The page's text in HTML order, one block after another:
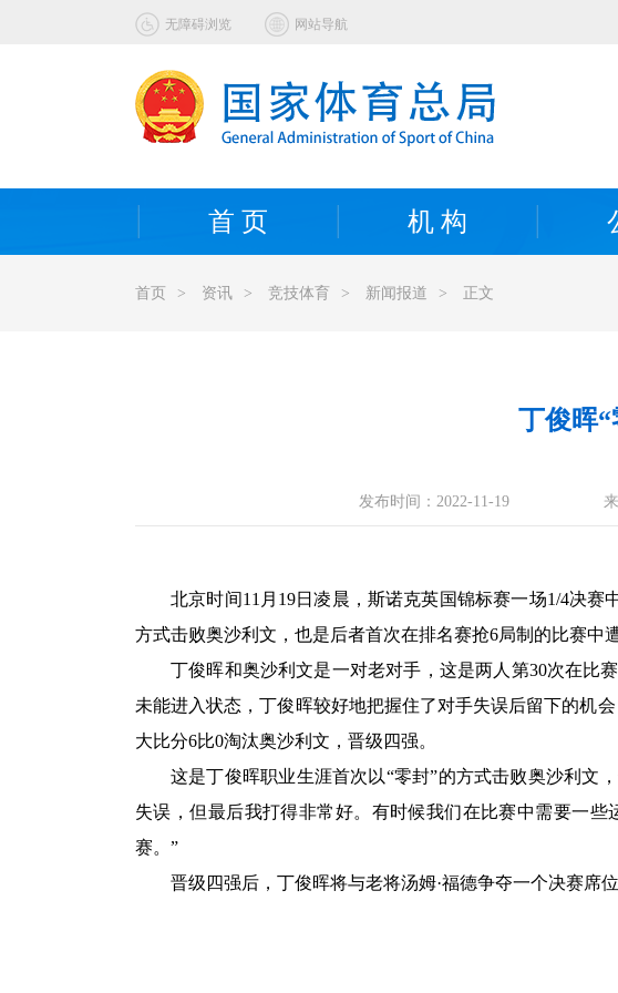
无障碍浏览 网站导航
首 页 机 构
首页 > 资讯 > 竞技体育 > 新闻报道 > 正文
丁俊晖
发布时间： 2022-11-19
北京时间11月19日凌晨，斯诺克英国锦标赛一场1/4决
方式击败奥沙利文，也是后者首次在排名赛抢6局制的比赛中遭
丁俊晖和奥沙利文是一对老对手，这是两人第30次在比
未能进入状态，丁俊晖较好地把握住了对手失误后留下的机
大比分6比0淘汰奥沙利文，晋级四强。
这是丁俊晖职业生涯首次以“零封”的方式击败奥沙利文
失误，但最后我打得非常好。有时候我们在比赛中需要一
赛。”
晋级四强后，丁俊晖将与老将汤姆·福德争夺一个决赛席